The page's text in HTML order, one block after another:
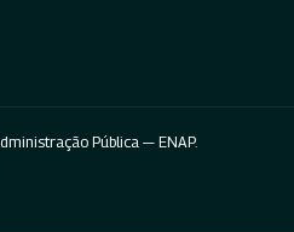
Pública — ENAP.